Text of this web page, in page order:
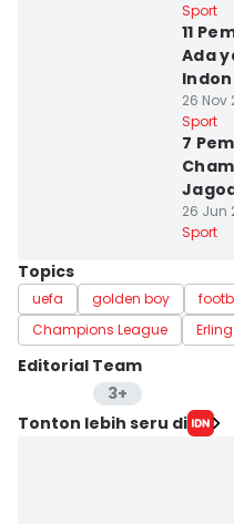
Sport
11
Ada
26 Nov
Sport
7
26 Jun
Sport
Topics
uefa golden boy
Champions League
Editorial Team
3+
Editor
Tonton lebih seru di